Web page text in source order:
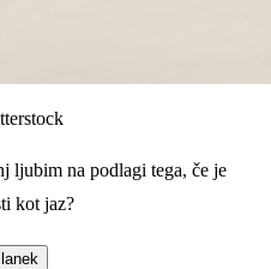
ljubim na podlagi tega, če je
kot jaz?